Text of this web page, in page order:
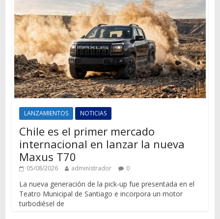
LANZAMIENTOS NOTICIAS
Chile es el primer mercado
internacional en lanzar la nueva
Maxus T70
05/08/2026 administrador 0
La nueva generación de la pick-up fue presentada en el
Teatro Municipal de Santiago e incorpora un motor
turbodiésel de